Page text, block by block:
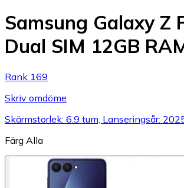
Samsung Galaxy Z
Dual SIM 12GB
Rank 169
Skriv omdöme
Skärmstorlek: 6.9 tum, Lanseringsår:
Färg Alla